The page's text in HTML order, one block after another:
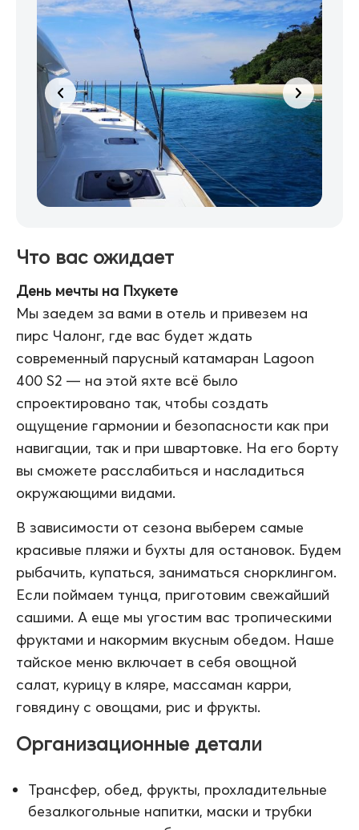
Что вас ожидает
День мечты на Пхукете
Мы заедем за вами в отель и привезем на
пирс Чалонг, где вас будет ждать
современный парусный катамаран Lagoon
400 S2 — на этой яхте всё было
спроектировано так, чтобы создать
ощущение гармонии и безопасности как при
навигации, так и при швартовке. На его борту
вы сможете расслабиться и насладиться
окружающими видами.
В зависимости от сезона выберем самые
красивые пляжи и бухты для остановок. Будем
рыбачить, купаться, заниматься снорклингом.
Если поймаем тунца, приготовим свежайший
сашими. А еще мы угостим вас тропическими
фруктами и накормим вкусным обедом. Наше
тайское меню включает в себя овощной
салат, курицу в кляре, массаман карри,
говядину с овощами, рис и фрукты.
Организационные детали
Трансфер, обед, фрукты, прохладительные
безалкогольные напитки, маски и трубки